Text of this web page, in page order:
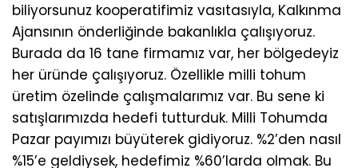
biliyorsunuz kooperatifimiz vasıtasıyla, Kalkınma
Ajansının önderliğinde bakanlıkla çalışıyoruz.
Burada da 16 tane firmamız var, her bölgedeyiz
her üründe çalışıyoruz. Özellikle milli tohum
üretim özelinde çalışmalarımız var. Bu sene ki
satışlarımızda hedefi tutturduk. Milli Tohumda
Pazar payımızı büyüterek gidiyoruz. %2’den nasıl
%15’e geldiysek, hedefimiz %60’larda olmak. Bu